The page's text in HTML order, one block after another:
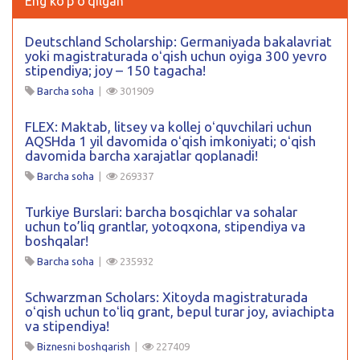
Deutschland Scholarship: Germaniyada bakalavriat
yoki magistraturada oʻqish uchun oyiga 300 yevro
stipendiya; joy – 150 tagacha!
Barcha soha | 301909
FLEX: Maktab, litsey va kollej oʻquvchilari uchun
AQSHda 1 yil davomida oʻqish imkoniyati; oʻqish
davomida barcha xarajatlar qoplanadi!
Barcha soha | 269337
Turkiye Burslari: barcha bosqichlar va sohalar
uchun to’liq grantlar, yotoqxona, stipendiya va
boshqalar!
Barcha soha | 235932
Schwarzman Scholars: Xitoyda magistraturada
oʻqish uchun toʻliq grant, bepul turar joy, aviachipta
va stipendiya!
Biznesni boshqarish | 227409